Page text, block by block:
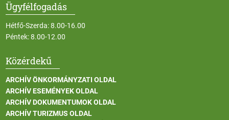
Ügyfélfogadás
Hétfő-Szerda: 8.00-16.00
Péntek: 8.00-12.00
Közérdekű
ARCHÍV ÖNKORMÁNYZATI OLDAL
ARCHÍV ESEMÉNYEK OLDAL
ARCHÍV DOKUMENTUMOK OLDAL
ARCHÍV TURIZMUS OLDAL